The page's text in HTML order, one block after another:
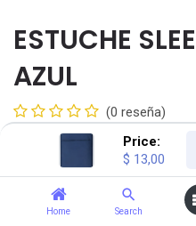
Price:
$ 13,00
Home Search
ESTUCHE
AZUL
(0 reseña)
13,00 14,39 IVA